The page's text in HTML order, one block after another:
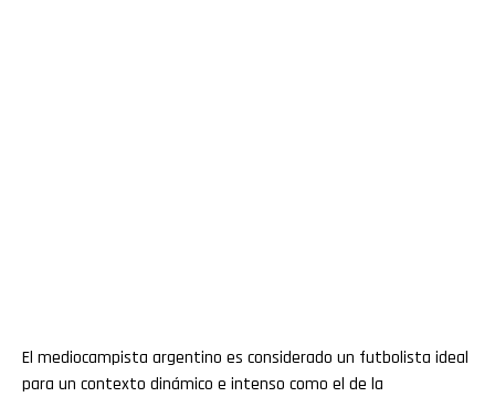
El mediocampista argentino es considerado un futbolista ideal
para un contexto dinámico e intenso como el de la